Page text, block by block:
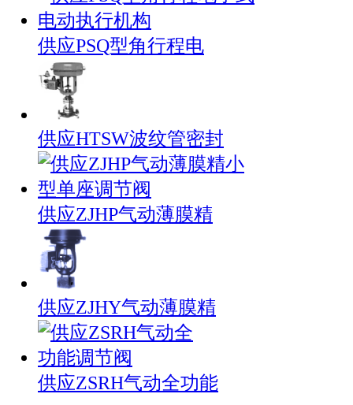
供应PSQ型角行程电
供应HTSW波纹管密封
供应ZJHP气动薄膜精
供应ZJHY气动薄膜精
供应ZSRH气动全功能